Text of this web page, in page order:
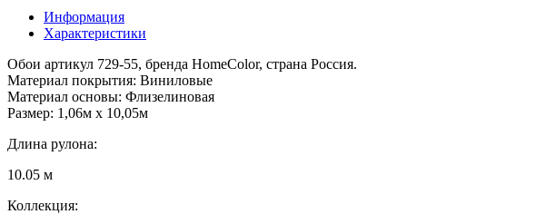
Информация
Характеристики
Обои артикул 729-55, бренда HomeColor, страна Россия.
Материал покрытия: Виниловые
Материал основы: Флизелиновая
Размер: 1,06м х 10,05м
Длина рулона:
10.05 м
Коллекция: